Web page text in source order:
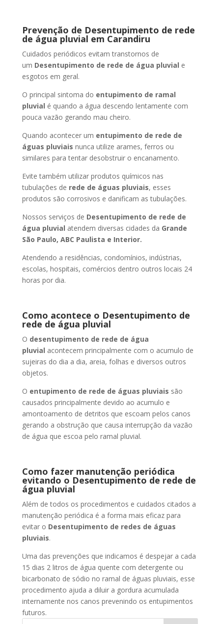
Prevenção de Desentupimento de rede
de água pluvial em Carandiru
Cuidados periódicos evitam transtornos de
um Desentupimento de rede de água pluvial e
esgotos em geral.
O principal sintoma do entupimento de ramal
pluvial é quando a água descendo lentamente com
pouca vazão gerando mau cheiro.
Quando acontecer um entupimento de rede de
águas pluviais nunca utilize arames, ferros ou
similares para tentar desobstruir o encanamento.
Evite também utilizar produtos químicos nas
tubulações de rede de águas pluviais, esses
produtos são corrosivos e danificam as tubulações.
Nossos serviços de Desentupimento de rede de
água pluvial atendem diversas cidades da Grande
São Paulo, ABC Paulista e Interior.
Atendendo a residências, condomínios, indústrias,
escolas, hospitais, comércios dentro outros locais 24
horas por dia.
Como acontece o Desentupimento de
rede de água pluvial
O desentupimento de rede de água
pluvial acontecem principalmente com o acumulo de
sujeiras do dia a dia, areia, folhas e diversos outros
objetos.
O entupimento de rede de águas pluviais são
causados principalmente devido ao acumulo e
amontoamento de detritos que escoam pelos canos
gerando a obstrução que causa interrupção da vazão
de água que escoa pelo ramal pluvial.
Como fazer manutenção periódica
evitando o Desentupimento de rede de
água pluvial
Além de todos os procedimentos e cuidados citados a
manutenção periódica é a forma mais eficaz para
evitar o Desentupimento de redes de águas
pluviais.
Uma das prevenções que indicamos é despejar a cada
15 dias 2 litros de água quente com detergente ou
bicarbonato de sódio no ramal de águas pluviais, esse
procedimento ajuda a diluir a gordura acumulada
internamente nos canos prevenindo os entupimentos
futuros.